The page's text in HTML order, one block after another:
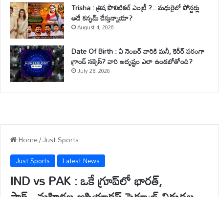
Trisha : త్రిష పొలిటికల్ ఎంట్రీ ?.. మధురైలో పోస్టర్లు
అదే కన్ఫమ్ చేస్తున్నాయా?
August 4, 2026
Date Of Birth : ఏ నెంబర్ వారికి మనీ, కెరీర్ పరంగా
గ్రాండ్ సక్సెస్? వారి అదృష్టం ఎలా ఉండబోతోంది?
July 28, 2026